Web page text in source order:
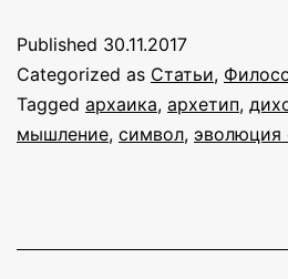
Published 30.11.2017
Categorized as Статьи,
Tagged архаика, архетип,
мышление, символ, эволюция